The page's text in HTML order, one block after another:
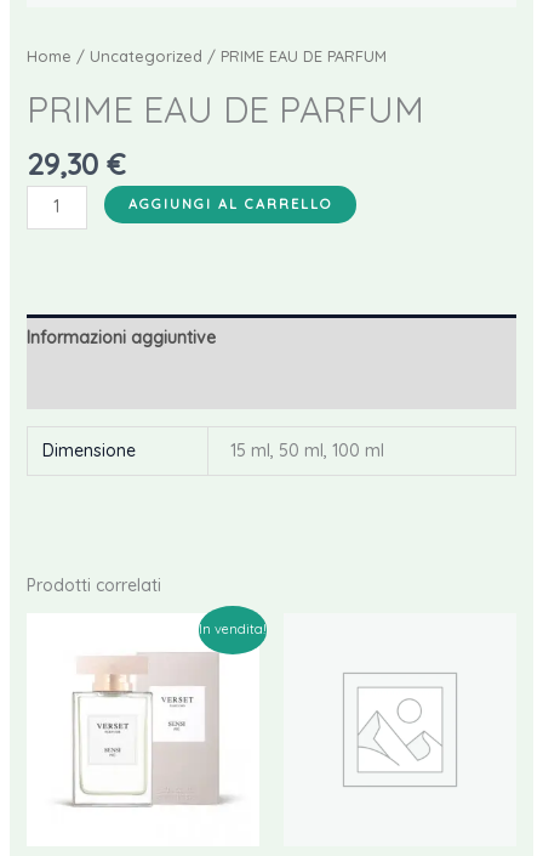
Home / Uncategorized / PRIME EAU DE PARFUM
PRIME EAU DE PARFUM
29,30 €
PRIME
EAU
quantità
AGGIUNGI AL CARRELLO
Informazioni aggiuntive
Dimensione 15 ml, 50 ml, 100 ml
Prodotti correlati
In vendita!